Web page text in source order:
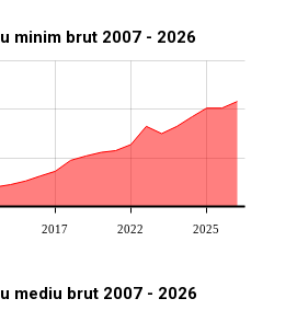
minim brut 2007 - 2026
2017 2022 2025
mediu brut 2007 - 2026